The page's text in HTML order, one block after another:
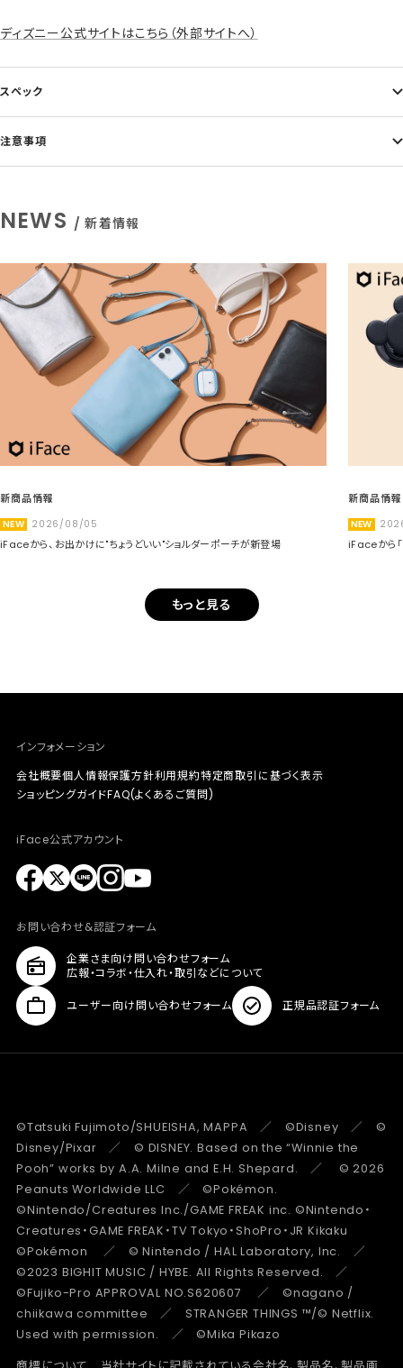
ディズニー公式サイトはこちら（外部サイトへ）
スペック
注意事項
NEWS / 新着情報
新商品情報
NEW 2026/08/05
iFaceから、お出かけに"ちょうどいい"ショルダーポーチが新登場
新商品情報
NEW
iFaceから
もっと見る
インフォメーション
会社概要個人情報保護方針利用規約特定商取引に基づく表示
ショッピングガイドFAQ(よくあるご質問)
iFace公式アカウント
お問い合わせ&認証フォーム
企業さま向け問い合わせフォーム
広報・コラボ・仕入れ・取引などについて
ユーザー向け問い合わせフォーム 正規品認証フォーム
©Tatsuki Fujimoto/SHUEISHA, MAPPA ／ ©Disney ／ ©
Disney/Pixar ／ © DISNEY. Based on the “Winnie the
Pooh” works by A.A. Milne and E.H. Shepard. ／ © 2026
Peanuts Worldwide LLC ／ ©Pokémon.
©Nintendo/Creatures Inc./GAME FREAK inc. ©Nintendo・
Creatures・GAME FREAK・TV Tokyo・ShoPro・JR Kikaku
©Pokémon ／ © Nintendo / HAL Laboratory, Inc. ／
©2023 BIGHIT MUSIC / HYBE. All Rights Reserved. ／
©Fujiko-Pro APPROVAL NO.S620607 ／ ©nagano /
chiikawa committee ／ STRANGER THINGS ™/© Netflix.
Used with permission. ／ ©Mika Pikazo